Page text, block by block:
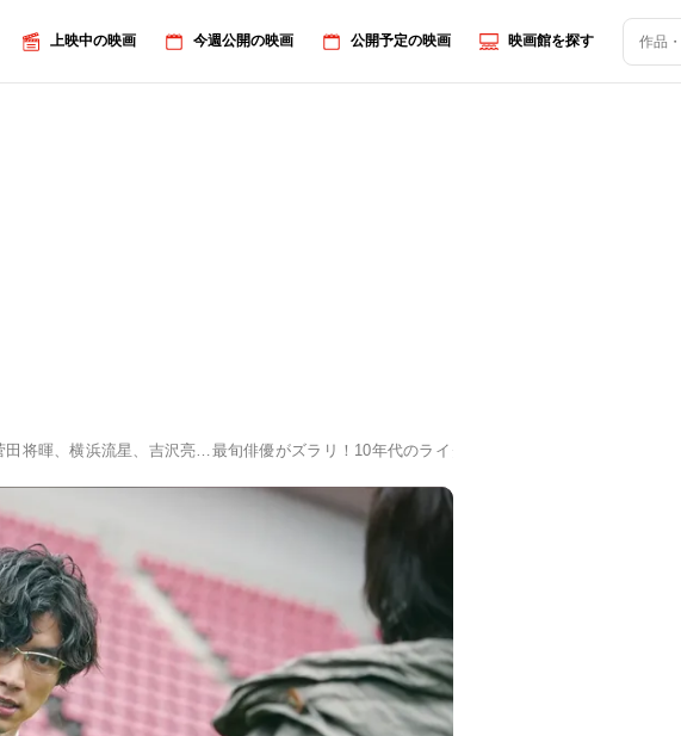
上映中の映画 今週公開の映画 公開予定の映画 映画館を探す
田将暉、横浜流星、吉沢亮…最旬俳優がズラリ！10年代のライダー＆戦隊出身俳優を振り返り！